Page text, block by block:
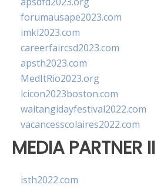
forumausape2023.com
imkl2023.com
careerfaircsd2023.com
apsth2023.com
MedItRio2023.org
lcicon2023boston.com
waitangidayfestival2022.com
vacancesscolaires2022.com
MEDIA PARTNER II
isth2022.com